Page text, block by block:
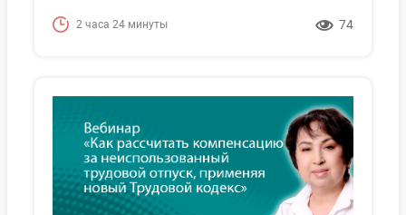
2 часа 24 минуты 74